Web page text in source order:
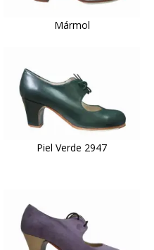
Mármol
Piel Verde 2947